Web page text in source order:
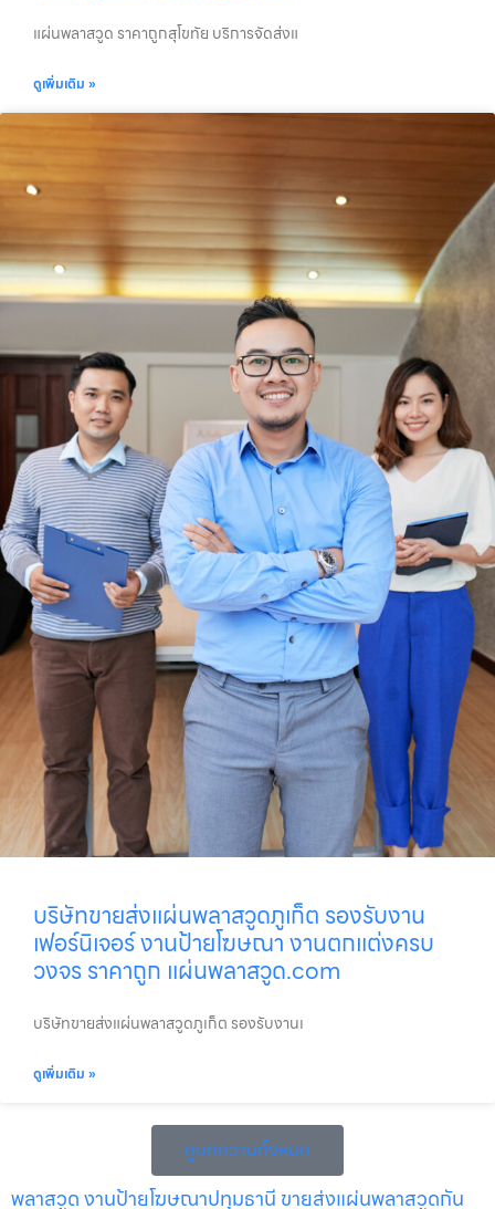
แผ่นพลาสวูด ราคาถูกสุโขทัย บริการจัดส่งแ
ดูเพิ่มเติม »
บริษัทขายส่งแผ่นพลาสวูดภูเก็ต รองรับงาน
เฟอร์นิเจอร์ งานป้ายโฆษณา งานตกแต่งครบ
วงจร ราคาถูก แผ่นพลาสวูด.com
บริษัทขายส่งแผ่นพลาสวูดภูเก็ต รองรับงานเ
ดูเพิ่มเติม »
ดูบทความทั้งหมด
พลาสวูด งานป้ายโฆษณาปทุมธานี ขายส่งแผ่นพลาสวูดกัน